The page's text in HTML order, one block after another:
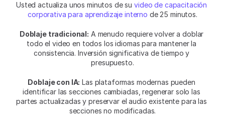
Usted actualiza unos minutos de su video de capacitación
corporativa para aprendizaje interno de 25 minutos.
Doblaje tradicional: A menudo requiere volver a doblar
todo el video en todos los idiomas para mantener la
consistencia. Inversión significativa de tiempo y
presupuesto.
Doblaje con IA: Las plataformas modernas pueden
identificar las secciones cambiadas, regenerar solo las
partes actualizadas y preservar el audio existente para las
secciones no modificadas.